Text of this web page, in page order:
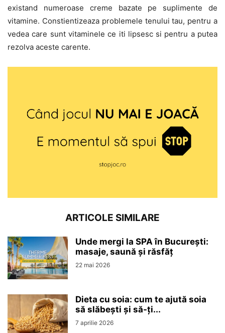
existand numeroase creme bazate pe suplimente de
vitamine. Constientizeaza problemele tenului tau, pentru a
vedea care sunt vitaminele ce iti lipsesc si pentru a putea
rezolva aceste carente.
ARTICOLE SIMILARE
Unde mergi la SPA în București:
masaje, saună și răsfăț
22 mai 2026
Dieta cu soia: cum te ajută soia
să slăbești și să-ți...
7 aprilie 2026